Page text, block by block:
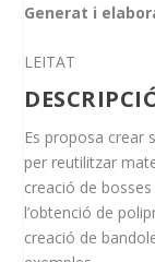
Generat i
LEITAT
Es proposa crear
per reutilitzar
creació de
l’obtenció de
creació de